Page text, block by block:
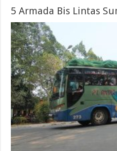
5 Armada Bis Lintas